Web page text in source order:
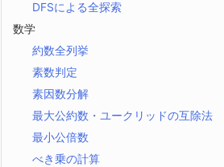
DFSによる全探索
数学
約数全列挙
素数判定
素因数分解
最大公約数・ユークリッドの互除法
最小公倍数
べき乗の計算